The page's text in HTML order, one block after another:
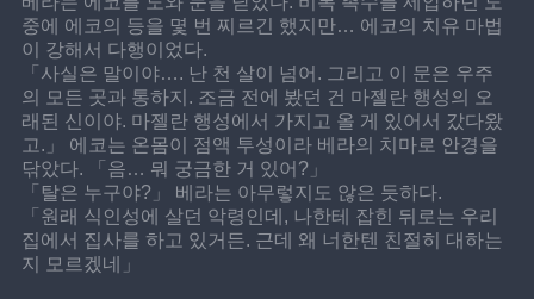
중에 에코의 등을 몇 번 찌르긴 했지만… 에코의 치유 마법
이 강해서 다행이었다.
「사실은 말이야…. 난 천 살이 넘어. 그리고 이 문은 우주
의 모든 곳과 통하지. 조금 전에 봤던 건 마젤란 행성의 오
래된 신이야. 마젤란 행성에서 가지고 올 게 있어서 갔다왔
고.」 에코는 온몸이 점액 투성이라 베라의 치마로 안경을
닦았다. 「음… 뭐 궁금한 거 있어?」
「탈은 누구야?」 베라는 아무렇지도 않은 듯하다.
「원래 식인성에 살던 악령인데, 나한테 잡힌 뒤로는 우리
집에서 집사를 하고 있거든. 근데 왜 너한텐 친절히 대하는
지 모르겠네」